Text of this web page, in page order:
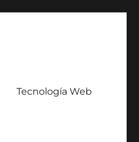
Tecnología Web